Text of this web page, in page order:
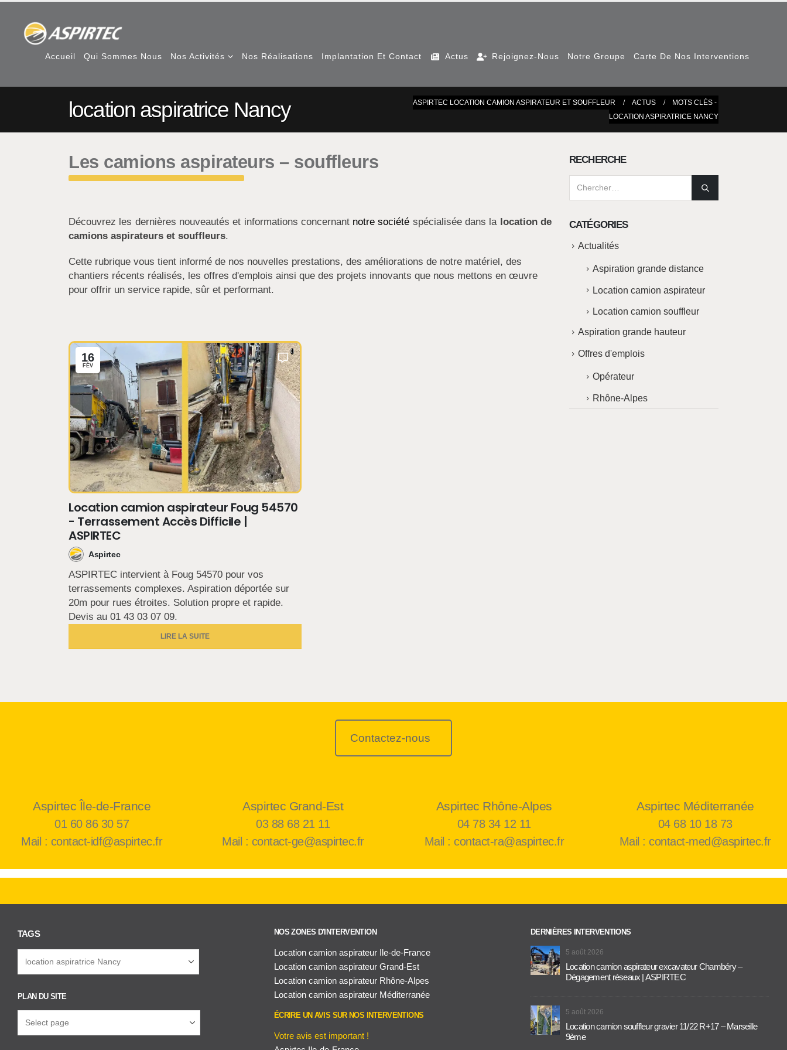
Accueil Qui Sommes Nous Nos Activités Nos Réalisations Implantation Et Contact Actus Rejoignez-Nous Notre Groupe Carte De Nos Interventions
location aspiratrice Nancy ASPIRTEC LOCATION CAMION ASPIRATEUR ET SOUFFLEUR ACTUS
MOTS CLÉS -
LOCATION ASPIRATRICE NANCY
Les camions aspirateurs – souffleurs
Découvrez les dernières nouveautés et informations concernant notre société spécialisée dans la location de
camions aspirateurs et souffleurs.
Cette rubrique vous tient informé de nos nouvelles prestations, des améliorations de notre matériel, des
chantiers récents réalisés, les offres d'emplois ainsi que des projets innovants que nous mettons en œuvre
pour offrir un service rapide, sûr et performant.
16
FÉV
0
Location camion aspirateur Foug 54570
- Terrassement Accès Difficile |
ASPIRTEC
Aspirtec
ASPIRTEC intervient à Foug 54570 pour vos
terrassements complexes. Aspiration déportée sur
20m pour rues étroites. Solution propre et rapide.
Devis au 01 43 03 07 09.
LIRE LA SUITE
RECHERCHE
CATÉGORIES
Actualités
Aspiration grande distance
Location camion aspirateur
Location camion souffleur
Aspiration grande hauteur
Offres d'emplois
Opérateur
Rhône-Alpes
Contactez-nous
Aspirtec Île-de-France
01 60 86 30 57
Mail : contact-idf@aspirtec.fr
Aspirtec Grand-Est
03 88 68 21 11
Mail : contact-ge@aspirtec.fr
Aspirtec Rhône-Alpes
04 78 34 12 11
Mail : contact-ra@aspirtec.fr
Aspirtec Méditerranée
04 68 10 18 73
Mail : contact-med@aspirtec.fr
TAGS
PLAN DU SITE
NOS ZONES D'INTERVENTION
Location camion aspirateur Ile-de-France
Location camion aspirateur Grand-Est
Location camion aspirateur Rhône-Alpes
Location camion aspirateur Méditerranée
ÉCRIRE UN AVIS SUR NOS INTERVENTIONS
Votre avis est important !
DERNIÈRES INTERVENTIONS
5 août 2026
Location camion aspirateur excavateur Chambéry –
Dégagement réseaux | ASPIRTEC
5 août 2026
Location camion souffleur gravier 11/22 R+17 – Marseille
9ème